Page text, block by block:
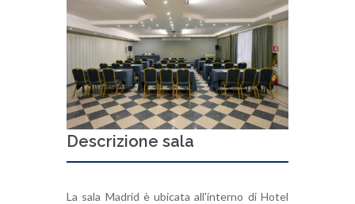
Descrizione sala
La sala Madrid è ubicata all'interno di Hotel